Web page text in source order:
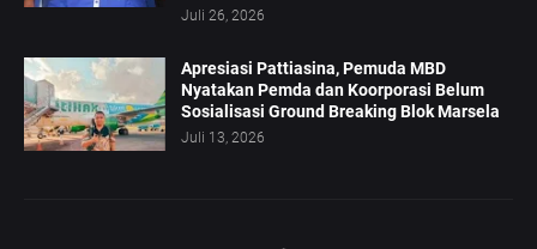
Juli 26, 2026
Apresiasi Pattiasina, Pemuda MBD
Nyatakan Pemda dan Koorporasi Belum
Sosialisasi Ground Breaking Blok Marsela
Juli 13, 2026